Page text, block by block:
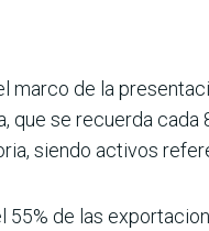
marco de la
que se recuerda
siendo activos
55% de las